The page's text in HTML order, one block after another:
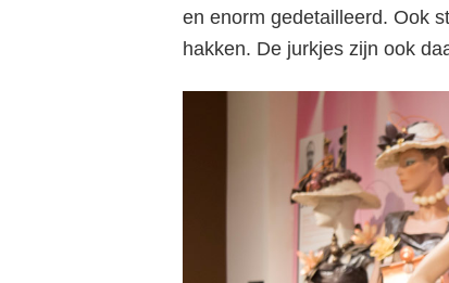
en enorm gedetailleerd. Ook
hakken. De jurkjes zijn ook